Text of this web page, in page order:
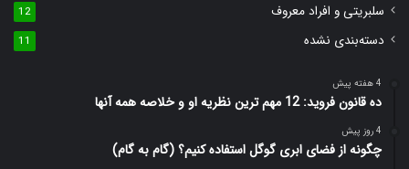
سلبریتی و افراد معروف 12
دسته‌بندی نشده 11
4 هفته پیش
ده قانون فروید: 12 مهم ترین نظریه او و خلاصه همه آنها
4 روز پیش
چگونه از فضای ابری گوگل استفاده کنیم؟ (گام به گام)